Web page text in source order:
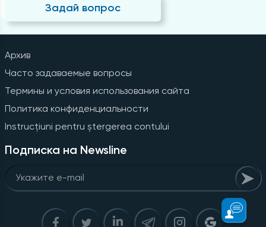
Задай вопрос
Архив
Часто задаваемые вопросы
Термины и условия использования сайта
Политика конфиденциальности
Instrucțiuni pentru ștergerea contului
Подписка на Newsline